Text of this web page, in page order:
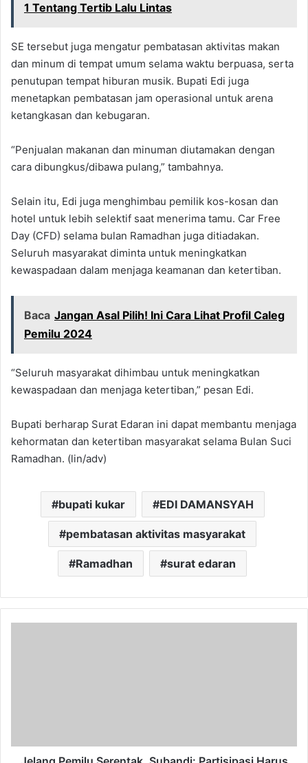
1 Tentang Tertib Lalu Lintas
SE tersebut juga mengatur pembatasan aktivitas makan
dan minum di tempat umum selama waktu berpuasa, serta
penutupan tempat hiburan musik. Bupati Edi juga
menetapkan pembatasan jam operasional untuk arena
ketangkasan dan kebugaran.
“Penjualan makanan dan minuman diutamakan dengan
cara dibungkus/dibawa pulang,” tambahnya.
Selain itu, Edi juga menghimbau pemilik kos-kosan dan
hotel untuk lebih selektif saat menerima tamu. Car Free
Day (CFD) selama bulan Ramadhan juga ditiadakan.
Seluruh masyarakat diminta untuk meningkatkan
kewaspadaan dalam menjaga keamanan dan ketertiban.
Baca Jangan Asal Pilih! Ini Cara Lihat Profil Caleg
Pemilu 2024
“Seluruh masyarakat dihimbau untuk meningkatkan
kewaspadaan dan menjaga ketertiban,” pesan Edi.
Bupati berharap Surat Edaran ini dapat membantu menjaga
kehormatan dan ketertiban masyarakat selama Bulan Suci
Ramadhan. (lin/adv)
bupati kukar EDI DAMANSYAH
pembatasan aktivitas masyarakat
Ramadhan surat edaran
Jumlah
Dapil